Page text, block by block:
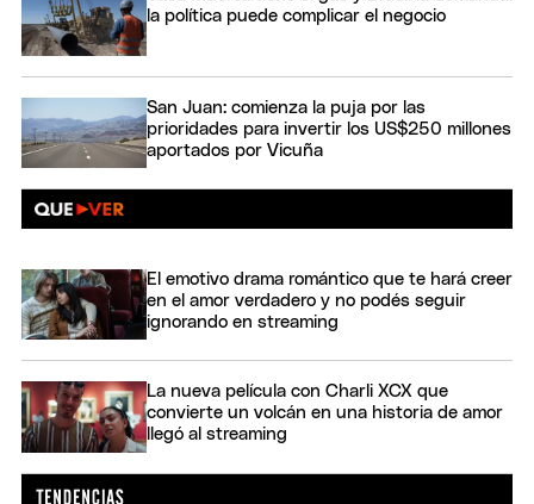
la política puede complicar el negocio
San Juan: comienza la puja por las
prioridades para invertir los US$250 millones
aportados por Vicuña
El emotivo drama romántico que te hará creer
en el amor verdadero y no podés seguir
ignorando en streaming
La nueva película con Charli XCX que
convierte un volcán en una historia de amor
llegó al streaming